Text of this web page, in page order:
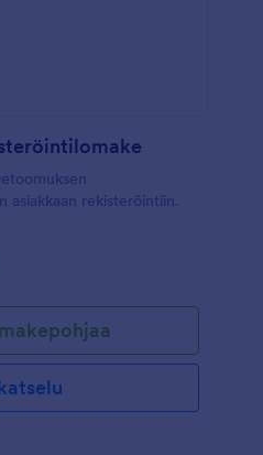
asiakkaan rekisteröintiin.